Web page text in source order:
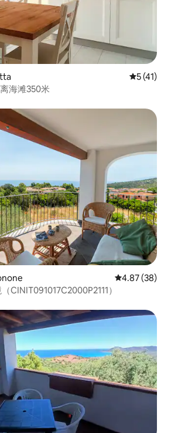
平均评分
5 (41)
海滩350米
平均评分
4.87 (38)
CINIT091017C2000P2111）